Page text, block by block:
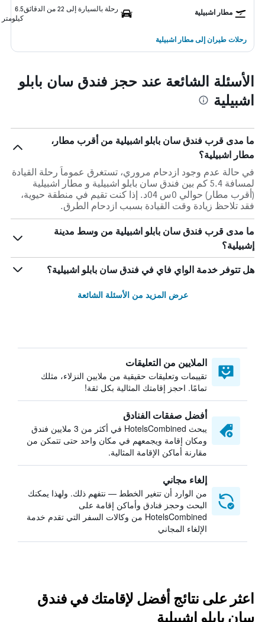
مطار اشبيلية رحلة بالسيارة إلى 22 من الدقائق
6.5
كيلومتر
رحلات طيران إلى مطار اشبيلية
الأسئلة الشائعة عند حجز فندق سان بابلو
اشبيلية
ما مدى قرب فندق سان بابلو اشبيلية من أقرب مطار،
مطار اشبيلية؟
في حالة عدم وجود ازدحام مروري، تستغرق عموماً رحلة القيادة
لمسافة 5.4 كم بين فندق سان بابلو اشبيلية و مطار اشبيلية
(أقرب مطار) حوالي 0س 04د. إذا كنت تقيم في منطقة حيوية،
فقد تلاحظ زيادة وقت القيادة بسبب ازدحام الطرق.
ما مدى قرب فندق سان بابلو اشبيلية من وسط مدينة
إشبيلية؟
هل تتوفر خدمة الواي فاي في فندق سان بابلو اشبيلية؟
عرض المزيد من الأسئلة الشائعة
الملايين من التعليقات
تقييمات وتعليقات حقيقية من ملايين النزلاء، مثلك
تمامًا. احجز إقامتك المثالية بكل ثقة!
أفضل صفقات الفنادق
يبحث HotelsCombined في أكثر من 3 ملايين فندق
ومكان إقامة ويجمعهم في مكان واحد حتى تتمكن من
مقارنة أماكن الإقامة المثالية.
إلغاء مجاني
من الوارد أن تتغير الخطط — نتفهم ذلك. ولهذا يمكنك
البحث وحجز فنادق وأماكن إقامة على
HotelsCombined من وكالات السفر التي تقدم خدمة
الإلغاء المجاني
اعثر على نتائج أفضل لإقامتك في فندق
سان بابلو اشبيلية